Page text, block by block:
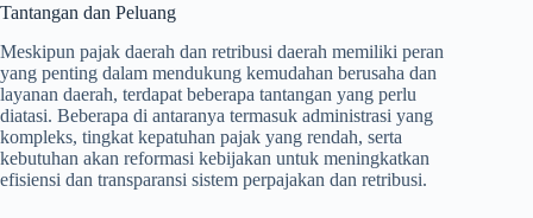
Tantangan dan Peluang
Meskipun pajak daerah dan retribusi daerah memiliki peran
yang penting dalam mendukung kemudahan berusaha dan
layanan daerah, terdapat beberapa tantangan yang perlu
diatasi. Beberapa di antaranya termasuk administrasi yang
kompleks, tingkat kepatuhan pajak yang rendah, serta
kebutuhan akan reformasi kebijakan untuk meningkatkan
efisiensi dan transparansi sistem perpajakan dan retribusi.